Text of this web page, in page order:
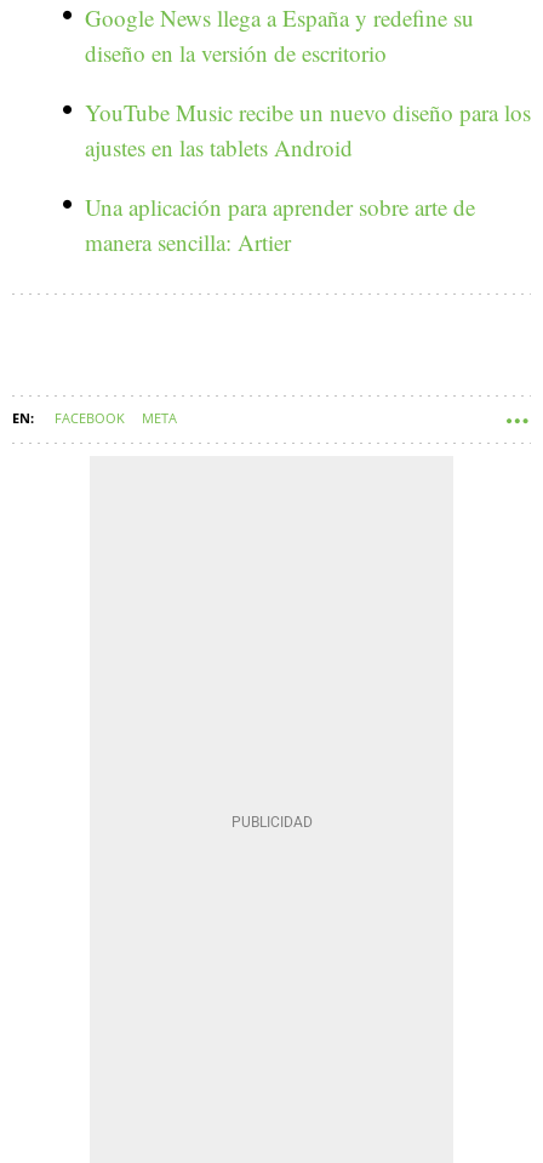
Google News llega a España y redefine su
diseño en la versión de escritorio
YouTube Music recibe un nuevo diseño para los
ajustes en las tablets Android
Una aplicación para aprender sobre arte de
manera sencilla: Artier
FACEBOOK META